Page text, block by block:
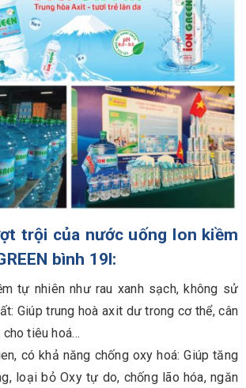
trội của nước uống Ion kiềm
bình 19l:
tự nhiên như rau xanh sạch, không sử
Giúp trung hoà axit dư trong cơ thể, cân
cho tiêu hoá…
có khả năng chống oxy hoá: Giúp tăng
loại bỏ Oxy tự do, chống lão hóa, ngăn